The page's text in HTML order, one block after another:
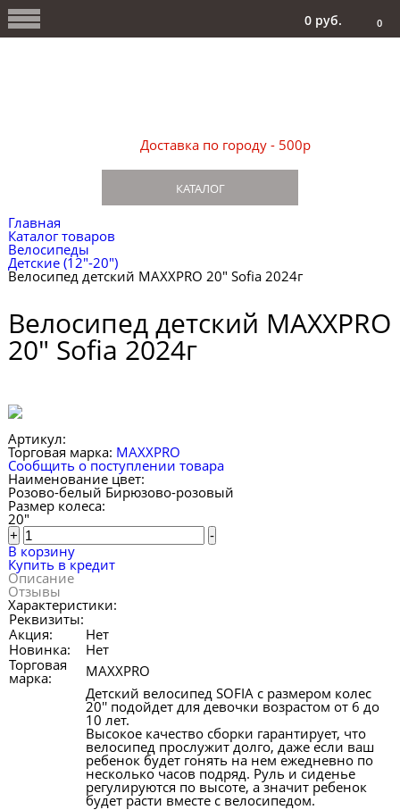
Доставка по городу - 500р
0
0 руб.
КАТАЛОГ
Главная
Каталог товаров
Велосипеды
Детские (12"-20")
Велосипед детский MAXXPRO 20" Sofia 2024г
Велосипед детский MAXXPRO
20" Sofia 2024г
Артикул:
Торговая марка: MAXXPRO
Сообщить о поступлении товара
Наименование цвет:
Розово-белый Бирюзово-розовый
Размер колеса:
20"
+ -
В корзину
Купить в кредит
Описание
Отзывы
Характеристики:
Реквизиты:
Акция:
Нет
Новинка:
Нет
Торговая
марка: MAXXPRO
Детский велосипед SOFIA с размером колес
20'' подойдет для девочки возрастом от 6 до
10 лет.
Высокое качество сборки гарантирует, что
велосипед прослужит долго, даже если ваш
ребенок будет гонять на нем ежедневно по
несколько часов подряд. Руль и сиденье
регулируются по высоте, а значит ребенок
будет расти вместе с велосипедом.